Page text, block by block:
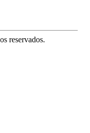
reservados.